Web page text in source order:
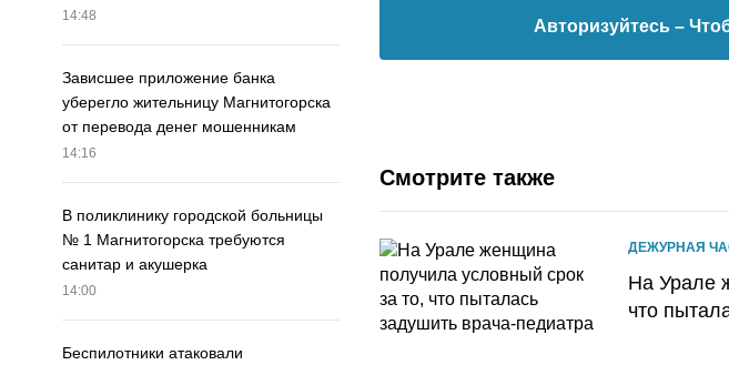
14:48
Зависшее приложение банка
уберегло жительницу Магнитогорска
от перевода денег мошенникам
14:16
В поликлинику городской больницы
№ 1 Магнитогорска требуются
санитар и акушерка
14:00
Беспилотники атаковали
Авторизуйтесь –
Смотрите также
ДЕЖУРНАЯ
На Урале
что